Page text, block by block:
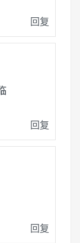
回复
回复
回复